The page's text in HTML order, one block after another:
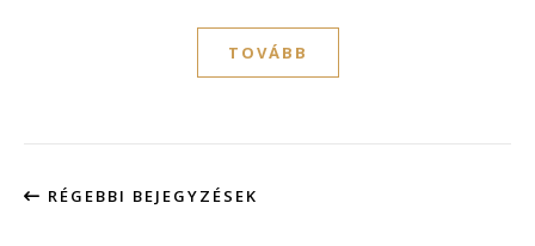
TOVÁBB
RÉGEBBI BEJEGYZÉSEK